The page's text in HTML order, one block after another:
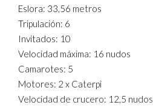
Eslora: 33,56 metros
Tripulación: 6
Invitados: 10
Velocidad máxima: 16 nudos
Camarotes: 5
Motores: 2 x Caterpi
Velocidad de crucero: 12,5 nudos